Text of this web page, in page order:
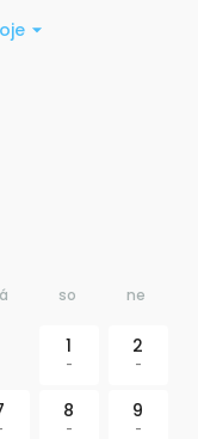
so ne
1
-
2
-
8
-
9
-